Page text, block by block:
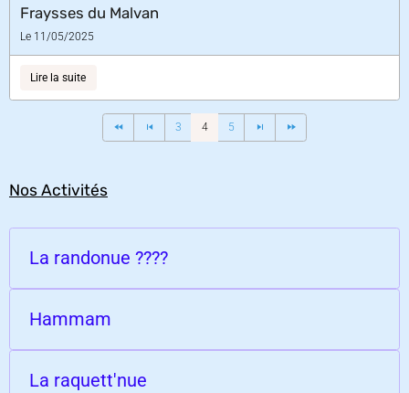
Fraysses du Malvan
Le 11/05/2025
Lire la suite
3 4 5
Nos Activités
La randonue ????
Hammam
La raquett'nue